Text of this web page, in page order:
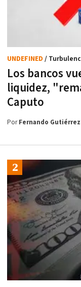
Los bancos
liquidez,
Caputo
UNDEFINED /
PorFernando Gutiérrez